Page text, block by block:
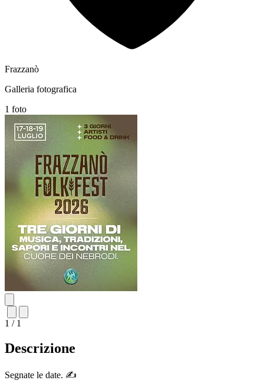
Frazzanò
Galleria fotografica
1 foto
1 / 1
Descrizione
Segnate le date. ✍️